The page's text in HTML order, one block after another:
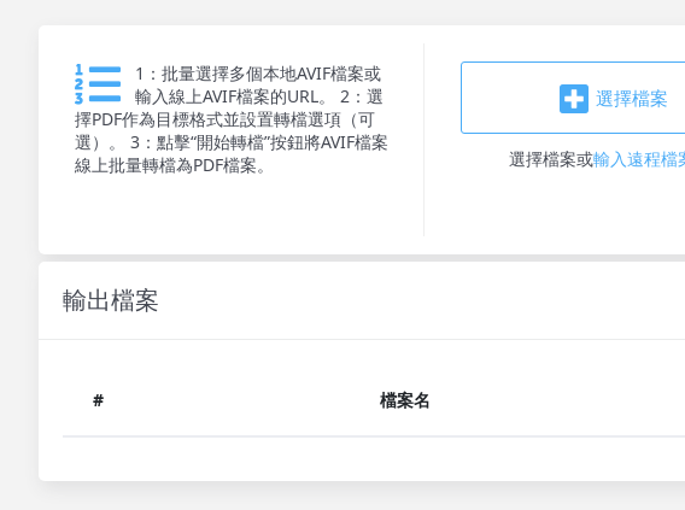
1：批量選擇多個本地AVIF檔案或
輸入線上AVIF檔案的URL。 2：選
擇PDF作為目標格式並設置轉檔選項（可
選）。 3：點擊“開始轉檔”按鈕將AVIF檔案
線上批量轉檔為PDF檔案。
選擇檔案
選擇檔案或輸入遠程檔
輸出檔案
# 檔案名